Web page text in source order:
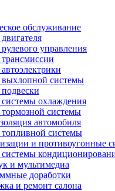
обслуживание
управления
выхлопной системы
охлаждения
системы
автомобиля
системы
и противоугонные
и мультимедиа
доработки
и ремонт салона